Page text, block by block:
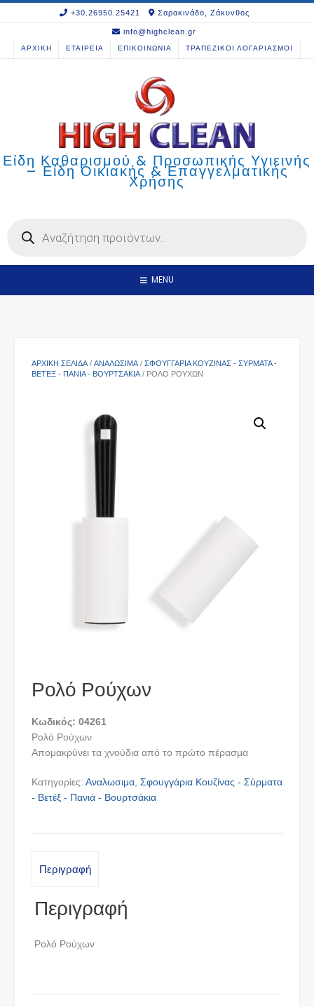
+30.26950.25421 Σαρακινάδο, Ζάκυνθος
info@highclean.gr
ΑΡΧΙΚΗ ΕΤΑΙΡΕΙΑ ΕΠΙΚΟΙΝΩΝΙΑ ΤΡΑΠΕΖΙΚΟΙ ΛΟΓΑΡΙΑΣΜΟΙ
Είδη Καθαρισμού & Προσωπικής Υγιεινής
– Είδη Οικιακής & Επαγγελματικής
Χρήσης
search
MENU
ΑΡΧΙΚΉ ΣΕΛΊΔΑ / ΑΝΑΛΩΣΙΜΑ / ΣΦΟΥΓΓΆΡΙΑ ΚΟΥΖΊΝΑΣ - ΣΎΡΜΑΤΑ -
ΒΕΤΈΞ - ΠΑΝΙΆ - ΒΟΥΡΤΣΆΚΙΑ / ΡΟΛΌ ΡΟΎΧΩΝ
Ρολό Ρούχων
Κωδικός: 04261
Ρολό Ρούχων
Απομακρύνει τα χνούδια από το πρώτο πέρασμα
Κατηγορίες: Αναλωσιμα, Σφουγγάρια Κουζίνας - Σύρματα
- Βετέξ - Πανιά - Βουρτσάκια
Περιγραφή
Περιγραφή
Ρολό Ρούχων